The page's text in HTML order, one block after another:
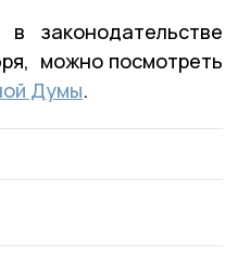
законодательстве
можно посмотреть
Думы.